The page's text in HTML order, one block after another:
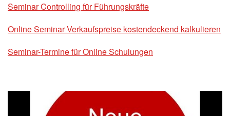
Seminar Controlling für Führungskräfte
Online Seminar Verkaufspreise kostendeckend kalkulieren
Seminar-Termine für Online Schulungen